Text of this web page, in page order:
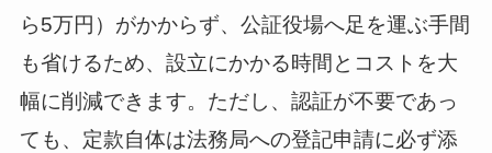
ら5万円）がかからず、公証役場へ足を運ぶ手間
も省けるため、設立にかかる時間とコストを大
幅に削減できます。ただし、認証が不要であっ
ても、定款自体は法務局への登記申請に必ず添